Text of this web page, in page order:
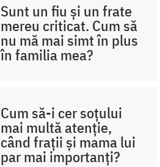
Sunt un fiu și un frate
mereu criticat. Cum să
nu mă mai simt în plus
în familia mea?
Cum să-i cer soțului
mai multă atenție,
când frații și mama lui
par mai importanți?